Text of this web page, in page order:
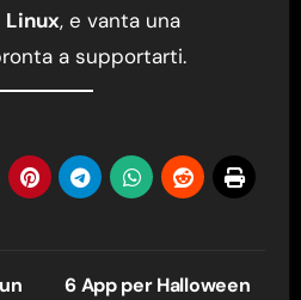
Linux, e vanta una
a supportarti.
6 App per Halloween